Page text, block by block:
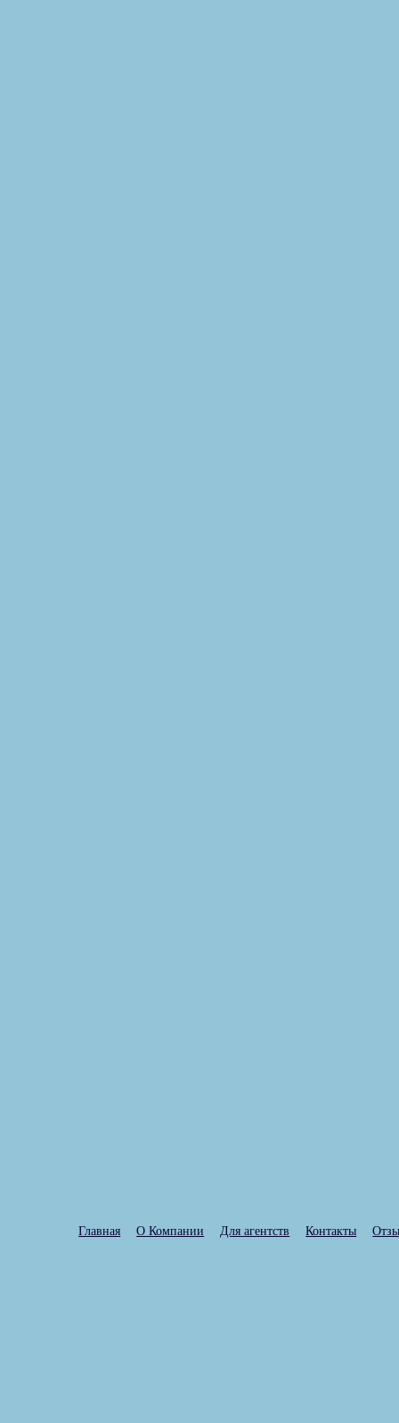
Главная О Компании Для агентств Контакты